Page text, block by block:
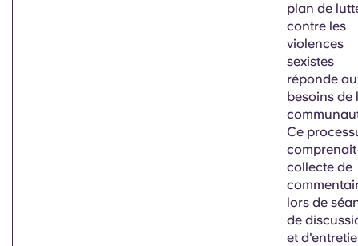
plan de
contre les
violences
sexistes
réponde
besoins de
Ce
collecte de
lors de
de
et